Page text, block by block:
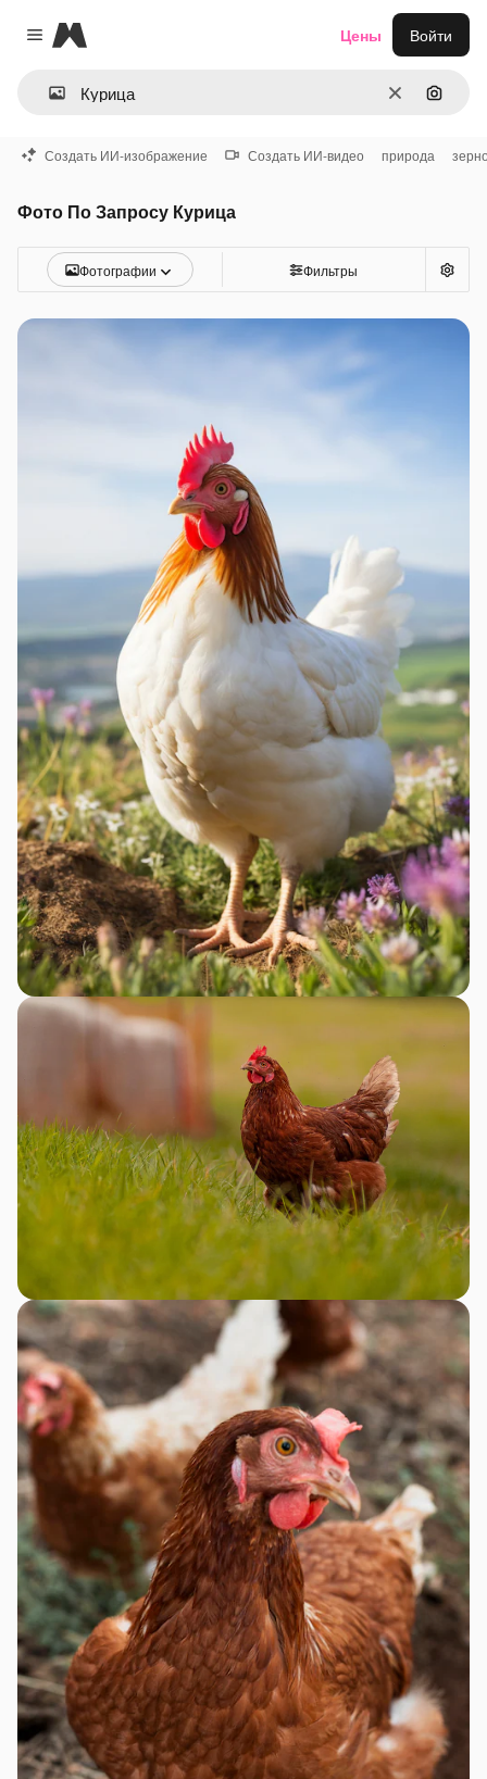
Close menu
Magnific
ОчиститьПоиск
Цены Войти
Создать ИИ-изображение Создать ИИ-видео природа
Фото По Запросу Курица
Фотографии Фильтры